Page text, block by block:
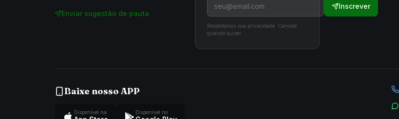
Enviar sugestão de pauta
Inscrever
Respeitamos sua privacidade. Cancele
quando quiser.
Baixe nosso APP
Disponível na Disponível no